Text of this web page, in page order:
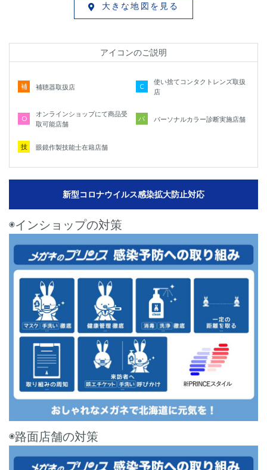
大きな地図を見る
アイコンのご説明
補 補聴器取扱店 C
使い捨てコンタクトレンズ取扱
店
O
オンラインショップにて商品受
取可能店舗
パ パーソナルカラー診断実施店舗
技 眼鏡作製技能士在籍店舗
新型コロナウイルス感染拡大防止対応
◉インショップの対策
◉路面店舗の対策